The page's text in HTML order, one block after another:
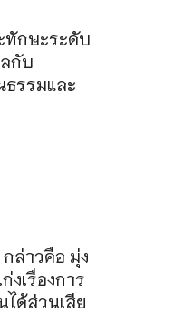
ทักษะระดับ
กับ
รรมและ
ล่าวคือ มุ่ง
เรื่องการ
ด้ส่วนเสีย